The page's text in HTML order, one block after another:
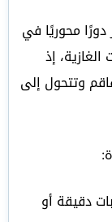
دورًا محوريًا في
إذ
وتتحول إلى
دقيقة أو